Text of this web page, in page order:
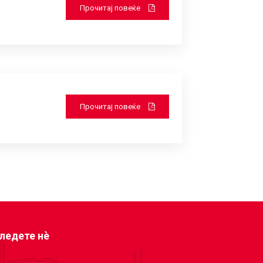
Прочитај повеќе
Прочитај повеќе
нè